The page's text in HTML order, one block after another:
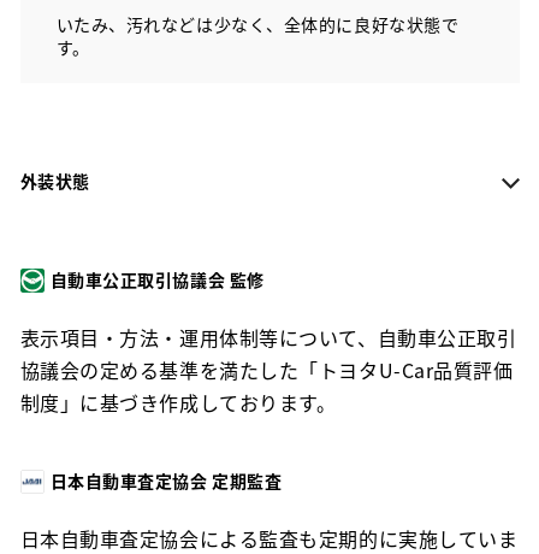
いたみ、汚れなどは少なく、全体的に良好な状態で
す。
外装状態
自動車公正取引協議会 監修
表示項目・方法・運用体制等について、自動車公正取引
協議会の定める基準を満たした「トヨタU-Car品質評価
制度」に基づき作成しております。
日本自動車査定協会 定期監査
日本自動車査定協会による監査も定期的に実施していま